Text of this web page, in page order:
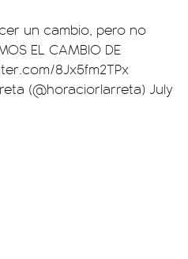
un cambio, pero no
EL CAMBIO DE
8Jx5fm2TPx
(@horaciorlarreta) July